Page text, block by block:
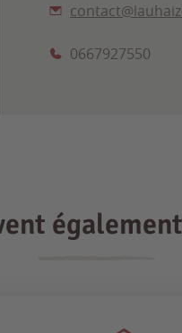
0667927550
également